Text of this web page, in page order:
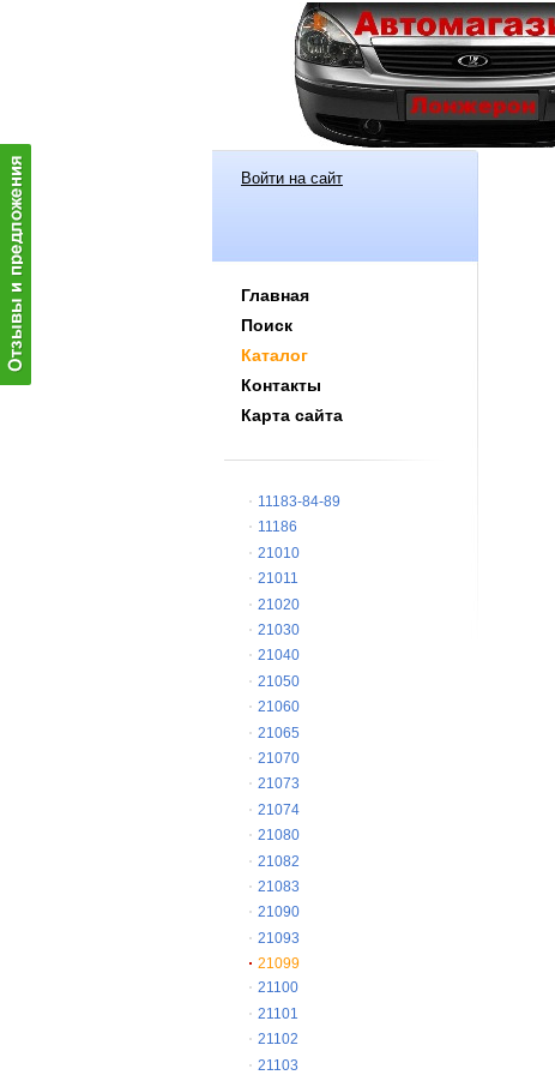
Войти на сайт
Главная
Поиск
Каталог
Контакты
Карта сайта
11183-84-89
11186
21010
21011
21020
21030
21040
21050
21060
21065
21070
21073
21074
21080
21082
21083
21090
21093
21099
21100
21101
21102
21103